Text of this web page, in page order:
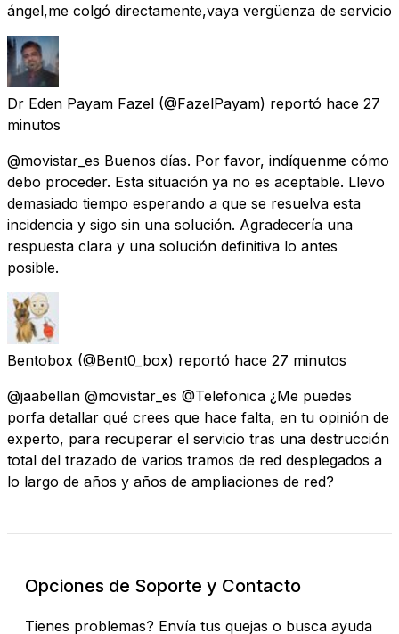
ángel,me colgó directamente,vaya vergüenza de servicio
Dr Eden Payam Fazel (@FazelPayam) reportó hace 27
minutos
@movistar_es Buenos días. Por favor, indíquenme cómo
debo proceder. Esta situación ya no es aceptable. Llevo
demasiado tiempo esperando a que se resuelva esta
incidencia y sigo sin una solución. Agradecería una
respuesta clara y una solución definitiva lo antes
posible.
Bentobox (@Bent0_box) reportó hace 27 minutos
@jaabellan @movistar_es @Telefonica ¿Me puedes
porfa detallar qué crees que hace falta, en tu opinión de
experto, para recuperar el servicio tras una destrucción
total del trazado de varios tramos de red desplegados a
lo largo de años y años de ampliaciones de red?
Opciones de Soporte y Contacto
Tienes problemas? Envía tus quejas o busca ayuda